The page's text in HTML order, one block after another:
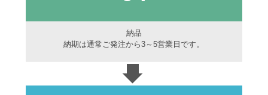
納品
納期は通常ご発注から3～5営業日です。